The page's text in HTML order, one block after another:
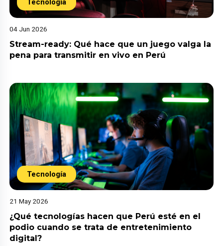
Tecnología
04 Jun 2026
Stream-ready: Qué hace que un juego valga la
pena para transmitir en vivo en Perú
Tecnología
21 May 2026
¿Qué tecnologías hacen que Perú esté en el
podio cuando se trata de entretenimiento
digital?